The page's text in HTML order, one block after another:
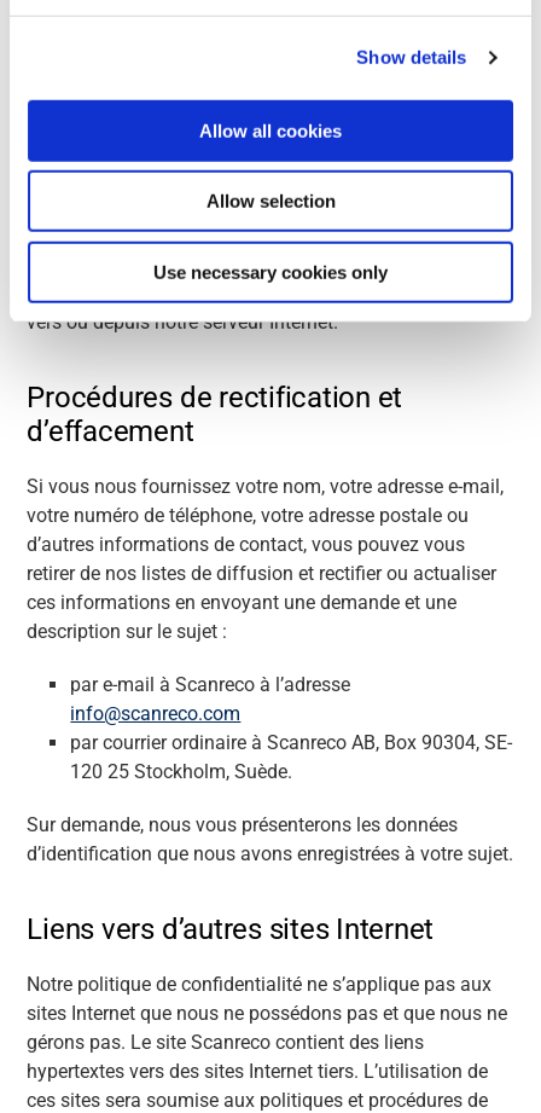
Show details
Allow all cookies
Allow selection
Use necessary cookies only
Scanreco prend des mesures pour protéger la sécurité
serveur Internet. Cependant, nous vous recommandons
de ne pas utiliser le site Scanreco pour communiquer des
informations que vous considérez comme
confidentielles. Scanreco ne sera pas responsable de
toute interception de données confidentielles transmises
vers ou depuis notre serveur Internet.
Procédures de rectification et
d’effacement
Si vous nous fournissez votre nom, votre adresse e-mail,
votre numéro de téléphone, votre adresse postale ou
d’autres informations de contact, vous pouvez vous
retirer de nos listes de diffusion et rectifier ou actualiser
ces informations en envoyant une demande et une
description sur le sujet :
par e-mail à Scanreco à l’adresse
info@scanreco.com
par courrier ordinaire à Scanreco AB, Box 90304, SE-
120 25 Stockholm, Suède.
Sur demande, nous vous présenterons les données
d’identification que nous avons enregistrées à votre sujet.
Liens vers d’autres sites Internet
Notre politique de confidentialité ne s’applique pas aux
sites Internet que nous ne possédons pas et que nous ne
gérons pas. Le site Scanreco contient des liens
hypertextes vers des sites Internet tiers. L’utilisation de
ces sites sera soumise aux politiques et procédures de